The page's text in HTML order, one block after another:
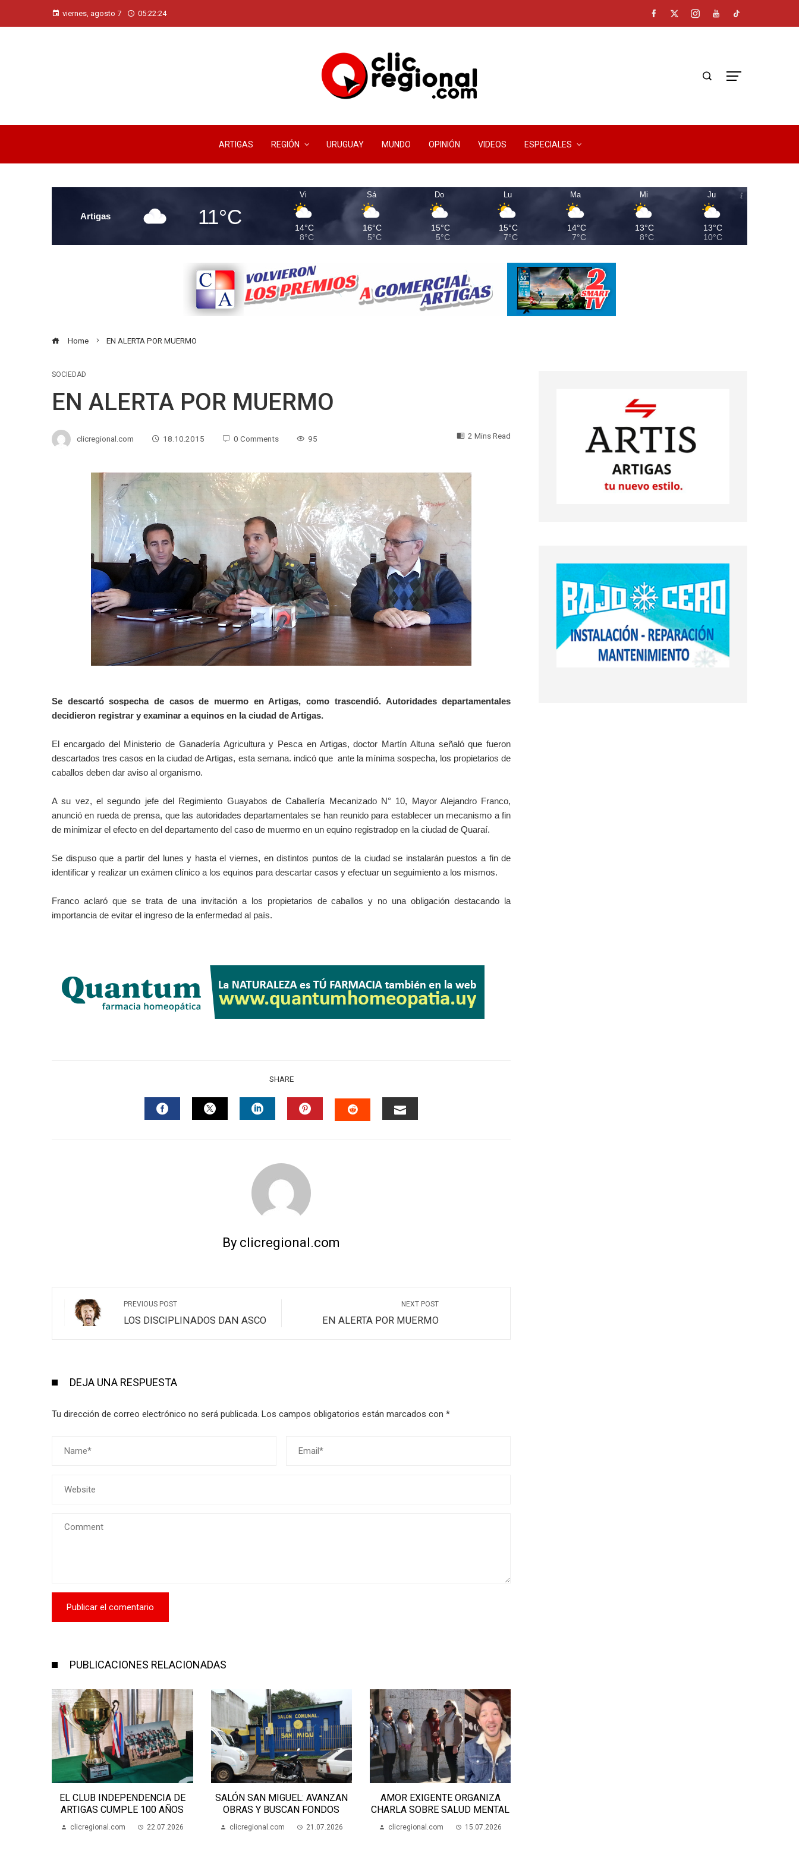
viernes, agosto 7 05:22:25
ARTIGAS REGIÓN URUGUAY MUNDO OPINIÓN VIDEOS ESPECIALES
Artigas 11°C
Vi
14°C
8°C
Sá
16°C
5°C
Do
15°C
5°C
Lu
15°C
7°C
Ma
14°C
7°C
Mi
13°C
8°C
Ju
13°C
10°C
Home EN ALERTA POR MUERMO
SOCIEDAD
EN ALERTA POR MUERMO
clicregional.com 18.10.2015 0 Comments 95 2 Mins Read
Se descartó sospecha de casos de muermo en Artigas, como trascendió. Autoridades departamentales
decidieron registrar y examinar a equinos en la ciudad de Artigas.
El encargado del Ministerio de Ganadería Agricultura y Pesca en Artigas, doctor Martín Altuna señaló que fueron
descartados tres casos en la ciudad de Artigas, esta semana. indicó que ante la mínima sospecha, los propietarios de
caballos deben dar aviso al organismo.
A su vez, el segundo jefe del Regimiento Guayabos de Caballería Mecanizado N° 10, Mayor Alejandro Franco,
anunció en rueda de prensa, que las autoridades departamentales se han reunido para establecer un mecanismo a fin
de minimizar el efecto en del departamento del caso de muermo en un equino registradop en la ciudad de Quaraí.
Se dispuso que a partir del lunes y hasta el viernes, en distintos puntos de la ciudad se instalarán puestos a fin de
identificar y realizar un exámen clínico a los equinos para descartar casos y efectuar un seguimiento a los mismos.
Franco aclaró que se trata de una invitación a los propietarios de caballos y no una obligación destacando la
importancia de evitar el ingreso de la enfermedad al país.
SHARE
By clicregional.com
PREVIOUS POST
LOS DISCIPLINADOS DAN ASCO
NEXT POST
EN ALERTA POR MUERMO
DEJA UNA RESPUESTA
Tu dirección de correo electrónico no será publicada. Los campos obligatorios están marcados con *
PUBLICACIONES RELACIONADAS
EL CLUB INDEPENDENCIA DE
ARTIGAS CUMPLE 100 AÑOS
clicregional.com 22.07.2026
SALÓN SAN MIGUEL: AVANZAN
OBRAS Y BUSCAN FONDOS
clicregional.com 21.07.2026
AMOR EXIGENTE ORGANIZA
CHARLA SOBRE SALUD MENTAL
clicregional.com 15.07.2026